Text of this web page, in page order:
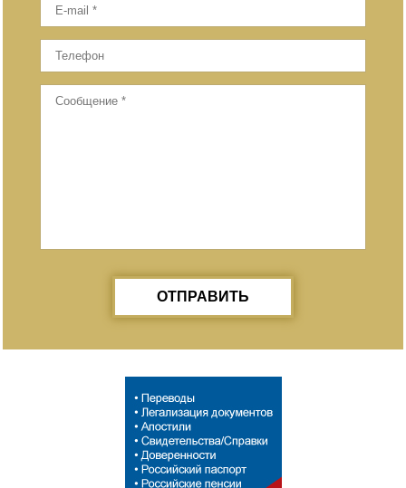
ОТПРАВИТЬ